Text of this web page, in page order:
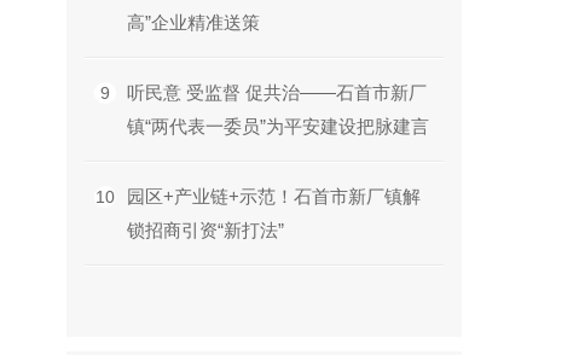
高”企业精准送策
9
听民意 受监督 促共治——石首市新厂
镇“两代表一委员”为平安建设把脉建言
10
园区+产业链+示范！石首市新厂镇解
锁招商引资“新打法”